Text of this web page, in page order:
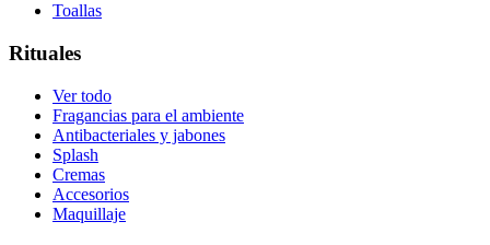
Toallas
Rituales
Ver todo
Fragancias para el ambiente
Antibacteriales y jabones
Splash
Cremas
Accesorios
Maquillaje